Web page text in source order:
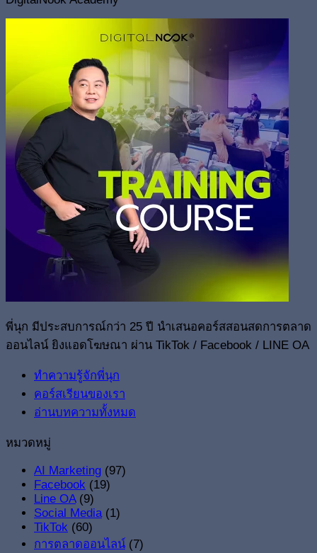
พี่นุก มีประสบการณ์กว่า 25 ปี นำเสนอคอร์สสอนสดการตลาด
ออนไลน์ ยิงแอดโฆษณา ผ่าน TikTok / Facebook / LINE OA
ทำความรู้จักพี่นุก
คอร์สเรียนของเรา
อ่านบทความทั้งหมด
หมวดหมู่
AI Marketing (97)
Facebook (19)
Line OA(9)
Social Media (1)
TikTok (60)
การตลาดออนไลน์ (7)